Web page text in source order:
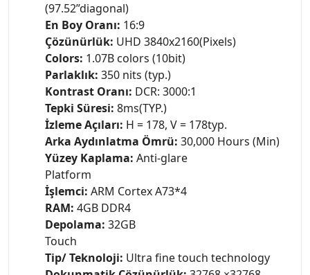
(97.52”diagonal)
En Boy Oranı: 16:9
Çözünürlük: UHD 3840x2160(Pixels)
Colors: 1.07B colors (10bit)
Parlaklık: 350 nits (typ.)
Kontrast Oranı: DCR: 3000:1
Tepki Süresi: 8ms(TYP.)
İzleme Açıları: H = 178, V = 178typ.
Arka Aydınlatma Ömrü: 30,000 Hours (Min)
Yüzey Kaplama: Anti-glare
Platform
İşlemci: ARM Cortex A73*4
RAM: 4GB DDR4
Depolama: 32GB
Touch
Tip/ Teknoloji: Ultra fine touch technology